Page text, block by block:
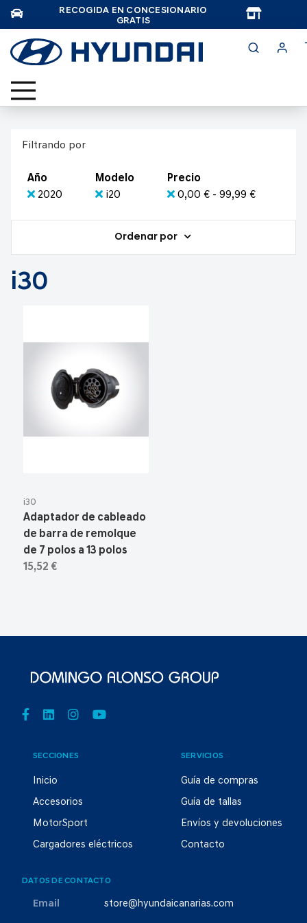
RECOGIDA EN CONCESIONARIO
GRATIS
Filtrando por
Año
2020
Modelo
i20
Precio
0,00 € - 99,99 €
Ordenar por
i30
i30
Adaptador de cableado
de barra de remolque
de 7 polos a 13 polos
15,52 €
SECCIONES
Inicio
Accesorios
MotorSport
Cargadores eléctricos
SERVICIOS
Guía de compras
Guía de tallas
Envíos y devoluciones
Contacto
DATOS DE CONTACTO
Email store@hyundaicanarias.com